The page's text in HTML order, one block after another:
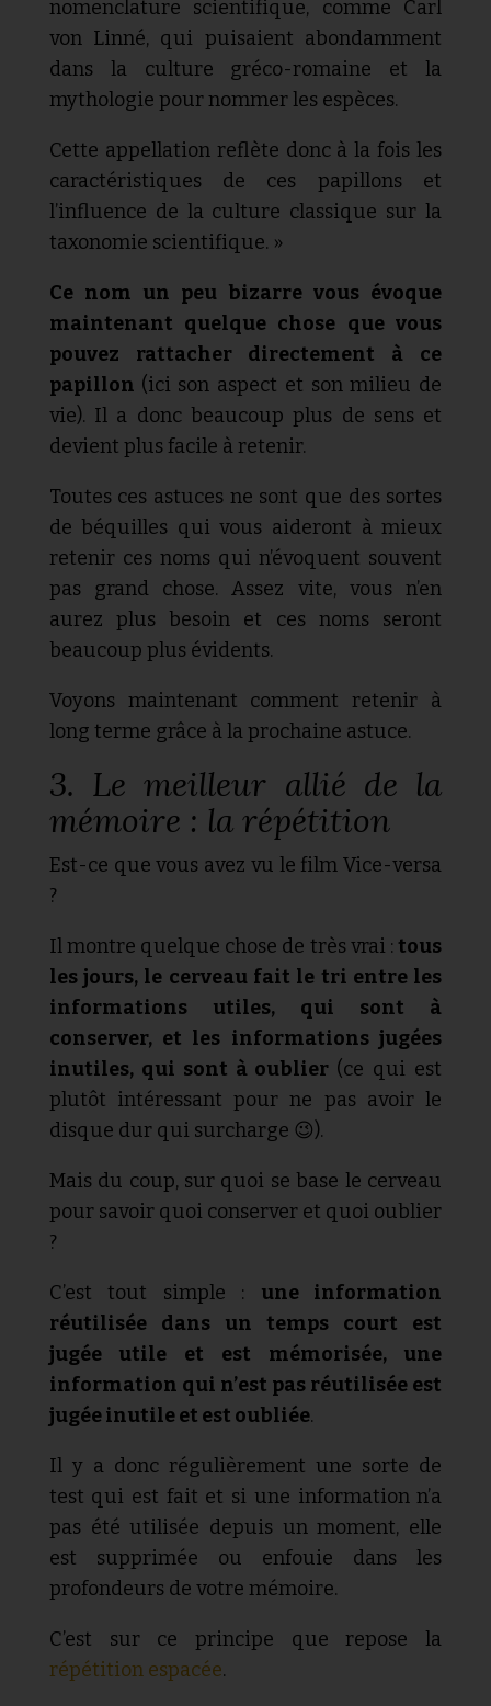
nomenclature scientifique, comme Carl
von Linné, qui puisaient abondamment
dans la culture gréco-romaine et la
mythologie pour nommer les espèces.
Cette appellation reflète donc à la fois les
caractéristiques de ces papillons et
l’influence de la culture classique sur la
taxonomie scientifique. »
Ce nom un peu bizarre vous évoque
maintenant quelque chose que vous
pouvez rattacher directement à ce
papillon (ici son aspect et son milieu de
vie). Il a donc beaucoup plus de sens et
devient plus facile à retenir.
Toutes ces astuces ne sont que des sortes
de béquilles qui vous aideront à mieux
retenir ces noms qui n’évoquent souvent
pas grand chose. Assez vite, vous n’en
aurez plus besoin et ces noms seront
beaucoup plus évidents.
Voyons maintenant comment retenir à
long terme grâce à la prochaine astuce.
3. Le meilleur allié de la
mémoire : la répétition
Est-ce que vous avez vu le film Vice-versa
?
Il montre quelque chose de très vrai : tous
les jours, le cerveau fait le tri entre les
informations utiles, qui sont à
conserver, et les informations jugées
inutiles, qui sont à oublier (ce qui est
plutôt intéressant pour ne pas avoir le
disque dur qui surcharge 😉).
Mais du coup, sur quoi se base le cerveau
pour savoir quoi conserver et quoi oublier
?
C’est tout simple : une information
réutilisée dans un temps court est
jugée utile et est mémorisée, une
information qui n’est pas réutilisée est
jugée inutile et est oubliée.
Il y a donc régulièrement une sorte de
test qui est fait et si une information n’a
pas été utilisée depuis un moment, elle
est supprimée ou enfouie dans les
profondeurs de votre mémoire.
C’est sur ce principe que repose la
répétition espacée.